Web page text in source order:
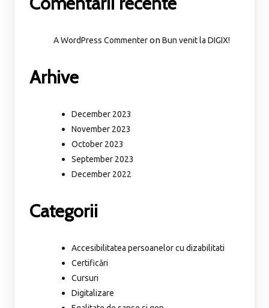
A WordPress CommenteronBun venit la DIGIX!
Arhive
December 2023
November 2023
October 2023
September 2023
December 2022
Categorii
Accesibilitatea persoanelor cu dizabilitati
Certificări
Cursuri
Digitalizare